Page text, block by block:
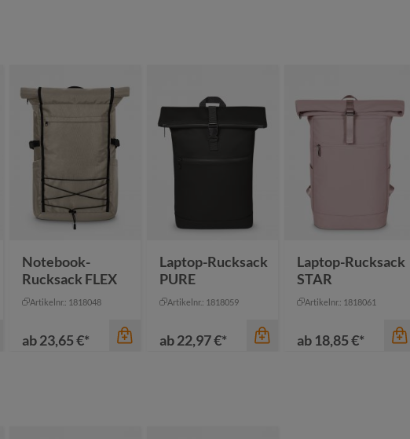
Notebook-
Rucksack FLEX
Artikelnr.: 1818048
ab23,65 €*
Laptop-Rucksack
PURE
Artikelnr.: 1818059
ab22,97 €*
Laptop-Rucksack
STAR
Artikelnr.: 1818061
ab18,85 €*